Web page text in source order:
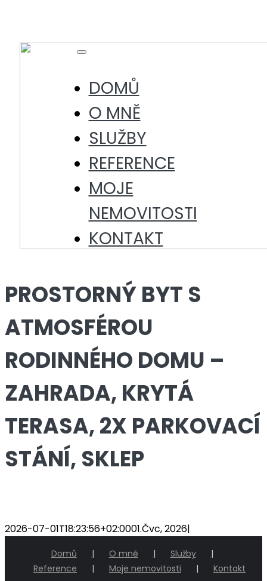
content
Toggle
DOMŮ
O MNĚ
SLUŽBY
REFERENCE
MOJE
NEMOVITOSTI
KONTAKT
PROSTORNÝ BYT S
ATMOSFÉROU
RODINNÉHO DOMU –
ZAHRADA, KRYTÁ
TERASA, 2X PARKOVACÍ
STÁNÍ, SKLEP
2026-07-01T18:23:56+02:0001.Čvc, 2026|
Domů O mně
Služby
Reference
Moje nemovitosti Kontakt